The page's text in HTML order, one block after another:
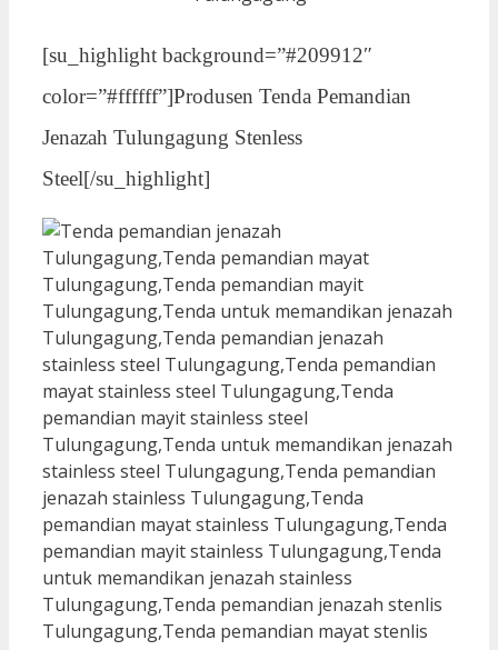
[su_highlight background=”#209912″
color=”#ffffff”]Produsen Tenda Pemandian
Jenazah Tulungagung Stenless
Steel[/su_highlight]